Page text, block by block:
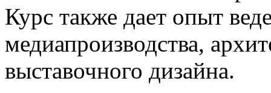
Курс также дает опыт
медиапроизводства,
выставочного дизайна.